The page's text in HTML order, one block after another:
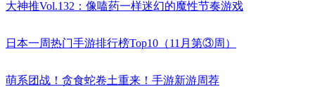
大神推Vol.132：像嗑药一样迷幻的魔性节奏游戏
日本一周热门手游排行榜Top10（11月第③周）
萌系团战！贪食蛇卷土重来！手游新游周荐